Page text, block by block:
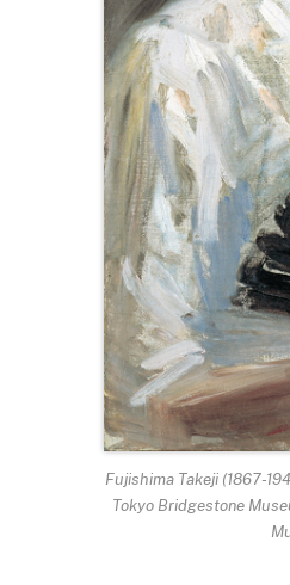
Fujishima Takeji (1867-
Tokyo Bridgestone